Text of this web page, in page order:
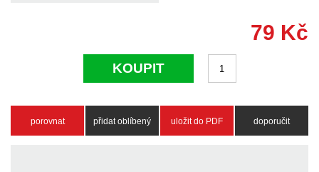
79 Kč
KOUPIT
porovnat přidat oblíbený uložit do PDF doporučit